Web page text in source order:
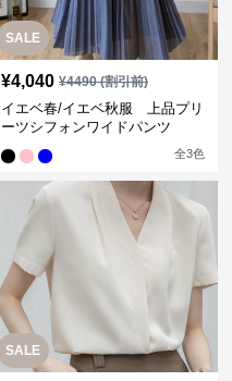
SALE
¥4,040 ¥4490(割引前)
イエベ春/イエベ秋服 上品プリ
ーツシフォンワイドパンツ
全3色
SALE